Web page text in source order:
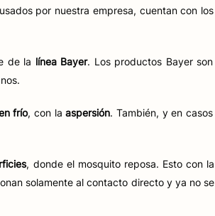
por nuestra empresa, cuentan con los
de la línea Bayer. Los productos Bayer son
frío, con laaspersión. También, y en casos
, donde el mosquito reposa. Esto con la
solamente al contacto directo y ya no se